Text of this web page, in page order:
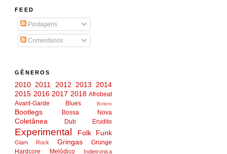
FEED
Postagens
Comentários
GÊNEROS
2010 2011 2012 2013 2014
2015 2016 2017 2018 Afrobeat
Avant-Garde
Blues Bolero
Bootlegs Bossa Nova
Coletânea Dub Erudito
Experimental Folk Funk
Glam Rock Gringas
Grunge
Hardcore Melódico
Indietronica